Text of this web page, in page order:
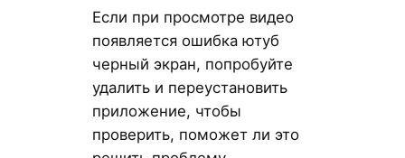
Если при просмотре видео
появляется ошибка ютуб
черный экран, попробуйте
удалить и переустановить
приложение, чтобы
проверить, поможет ли это